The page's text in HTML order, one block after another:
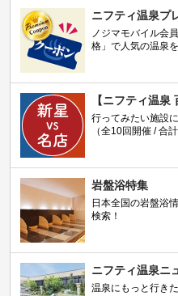
ニフティ温泉プ
ノジマモバイル会
格」で人気の温泉
【ニフティ温泉
行ってみたい施設
（全10回開催 / 合
岩盤浴特集
日本全国の岩盤浴
検索！
ニフティ温泉ニ
温泉にもっと行き